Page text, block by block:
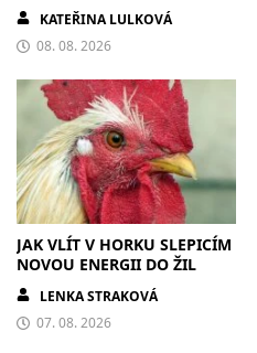
KATEŘINA LULKOVÁ
08. 08. 2026
JAK VLÍT V HORKU SLEPICÍM
NOVOU ENERGII DO ŽIL
LENKA STRAKOVÁ
07. 08. 2026